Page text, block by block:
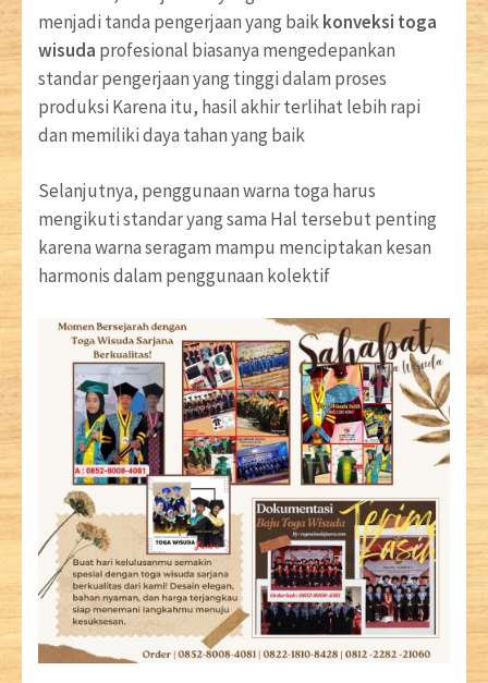
menjadi tanda pengerjaan yang baikkonveksi toga
wisuda profesional biasanya mengedepankan
standar pengerjaan yang tinggi dalam proses
produksi Karena itu, hasil akhir terlihat lebih rapi
dan memiliki daya tahan yang baik
Selanjutnya, penggunaan warna toga harus
mengikuti standar yang sama Hal tersebut penting
karena warna seragam mampu menciptakan kesan
harmonis dalam penggunaan kolektif